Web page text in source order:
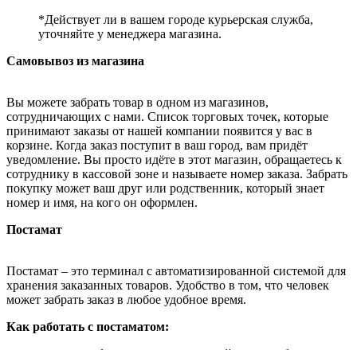
*Действует ли в вашем городе курьерская служба,
уточняйте у менеджера магазина.
Самовывоз из магазина
Вы можете забрать товар в одном из магазинов,
сотрудничающих с нами. Список торговых точек, которые
принимают заказы от нашей компании появится у вас в
корзине. Когда заказ поступит в ваш город, вам придёт
уведомление. Вы просто идёте в этот магазин, обращаетесь к
сотруднику в кассовой зоне и называете номер заказа. Забрать
покупку может ваш друг или родственник, который знает
номер и имя, на кого он оформлен.
Постамат
Постамат – это терминал с автоматизированной системой для
хранения заказанных товаров. Удобство в том, что человек
может забрать заказ в любое удобное время.
Как работать с постаматом: